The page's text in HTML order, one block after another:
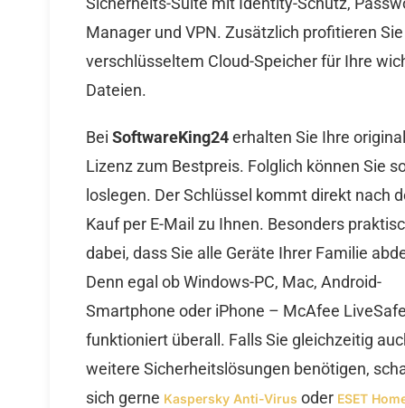
Manager und VPN. Zusätzlich profitieren
verschlüsseltem Cloud-Speicher für Ihre
Dateien.
Bei SoftwareKing24erhalten Sie Ihre
Lizenz zum Bestpreis. Folglich können Sie
loslegen. Der Schlüssel kommt direkt nach
Kauf per E-Mail zu Ihnen. Besonders
dabei, dass Sie alle Geräte Ihrer Familie
Denn egal ob Windows-PC, Mac, Android-
Smartphone oder iPhone – McAfee
funktioniert überall. Falls Sie gleichzeitig
weitere Sicherheitslösungen benötigen,
sich gerne Kaspersky Anti-Virus oder ESET